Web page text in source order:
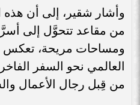
وأشار شقير، إلى أن هذه
من مقاعد تتحوَّل إلى
ومساحات مريحة، تعكس
العالمي نحو السفر
من قِبل رجال الأعمال